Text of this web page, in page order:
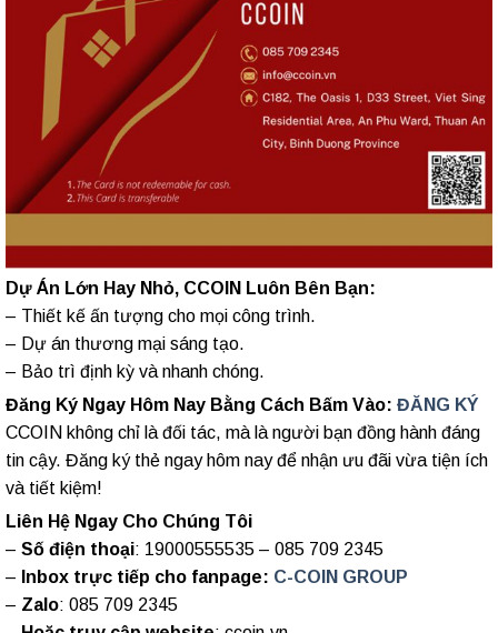
Dự Án Lớn Hay Nhỏ, CCOIN Luôn Bên Bạn:
– Thiết kế ấn tượng cho mọi công trình.
– Dự án thương mại sáng tạo.
– Bảo trì định kỳ và nhanh chóng.
Đăng Ký Ngay Hôm Nay Bằng Cách Bấm Vào: ĐĂNG KÝ
CCOIN không chỉ là đối tác, mà là người bạn đồng hành đáng
tin cậy. Đăng ký thẻ ngay hôm nay để nhận ưu đãi vừa tiện ích
và tiết kiệm!
Liên Hệ Ngay Cho Chúng Tôi
– Số điện thoại: 19000555535 – 085 709 2345
– Inbox trực tiếp cho fanpage: C-COIN GROUP
– Zalo: 085 709 2345